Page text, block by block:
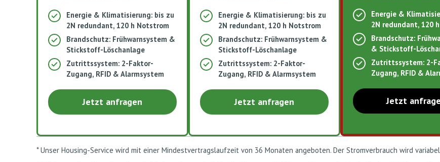
Energie & Klimatisierung: bis zu
2N redundant, 120 h Notstrom​
Brandschutz: Frühwarnsystem &
Stickstoff-Löschanlage
Zutrittssystem: 2-Faktor-
Zugang, RFID & Alarmsystem
Jetzt anfragen
Energie & Klimatisierung: bis zu
2N redundant, 120 h Notstrom​
Brandschutz: Frühwarnsystem &
Stickstoff-Löschanlage
Zutrittssystem: 2-Faktor-
Zugang, RFID & Alarmsystem
Jetzt anfragen
Energie &
2N redundant, 120
Brandschutz:
& Stickstoff-
Zutrittssystem: 2-
Zugang, RFID &
Jetzt
* Unser Housing-Service wird mit einer Mindestvertragslaufzeit von 36 Monaten angeboten. Der Stromverbrauch wird